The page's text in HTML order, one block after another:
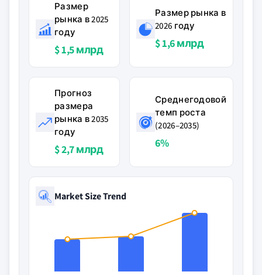
Размер
рынка в 2025
году
$ 1,5 млрд
Размер рынка в
2026 году
$ 1,6 млрд
Прогноз
размера
рынка в 2035
году
$ 2,7 млрд
Среднегодовой
темп роста
(2026–2035)
6%
Market Size Trend